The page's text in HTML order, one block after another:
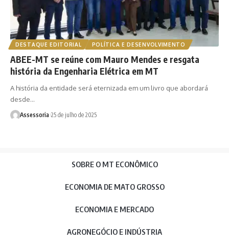
DESTAQUE EDITORIAL POLÍTICA E DESENVOLVIMENTO
ABEE-MT se reúne com Mauro Mendes e resgata
história da Engenharia Elétrica em MT
A história da entidade será eternizada em um livro que abordará
desde…
Assessoria 25 de julho de 2025
SOBRE O MT ECONÔMICO
ECONOMIA DE MATO GROSSO
ECONOMIA E MERCADO
AGRONEGÓCIO E INDÚSTRIA